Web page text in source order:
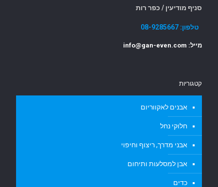
סניף מודיעין / כפר רות
טלפון: 08-9285667
מייל: info@gan-even.com
קטגוריות
אבנים לאקווריום
חלוקי נחל
אבני מדרך, ריצוף וחיפוי
אבן למסלעות ותיחום
כדים